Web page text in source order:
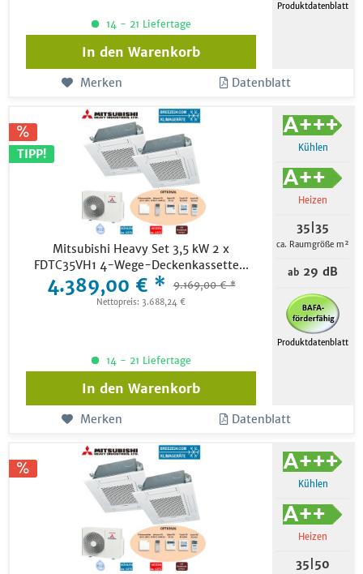
Produktdatenblatt
14 - 21 Liefertage
In den Warenkorb
Merken Datenblatt
TIPP!
Mitsubishi Heavy Set 3,5 kW 2 x
FDTC35VH1 4-Wege-Deckenkassette...
4.389,00 € * 9.169,00 € *
Nettopreis: 3.688,24 €
Kühlen
Heizen
35|35
ca. Raumgröße m²
ab 29 dB
Produktdatenblatt
14 - 21 Liefertage
In den Warenkorb
Merken Datenblatt
Kühlen
Heizen
35|50